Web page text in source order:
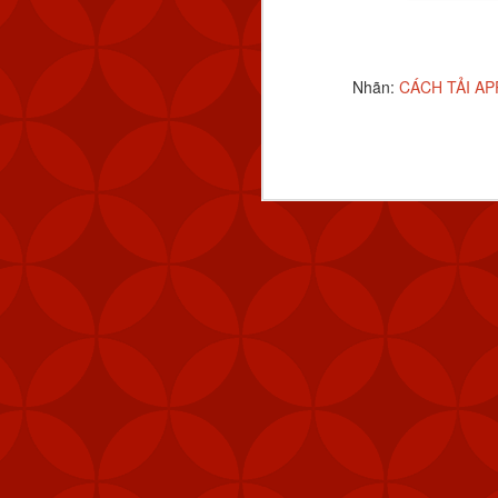
Nhãn: CÁCH TẢI
được ưu tiên nhận vũ
năng phòng vệ của
Ngoài tên lửa
thiết bị chiến đấu, hệ